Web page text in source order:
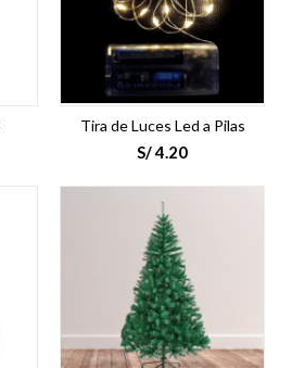
Tira de Luces Led a Pilas
S/4.20